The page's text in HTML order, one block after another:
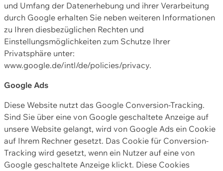
und Umfang der Datenerhebung und ihrer Verarbeitung
durch Google erhalten Sie neben weiteren Informationen
zu Ihren diesbezüglichen Rechten und
Einstellungsmöglichkeiten zum Schutze Ihrer
Privatsphäre unter:
www.google.de/intl/de/policies/privacy.
Google Ads
Diese Website nutzt das Google Conversion-Tracking.
Sind Sie über eine von Google geschaltete Anzeige auf
unsere Website gelangt, wird von Google Ads ein Cookie
auf Ihrem Rechner gesetzt. Das Cookie für Conversion-
Tracking wird gesetzt, wenn ein Nutzer auf eine von
Google geschaltete Anzeige klickt. Diese Cookies